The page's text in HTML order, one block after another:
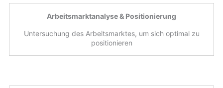
Arbeitsmarktanalyse & Positionierung
Untersuchung des Arbeitsmarktes, um sich optimal zu
positionieren